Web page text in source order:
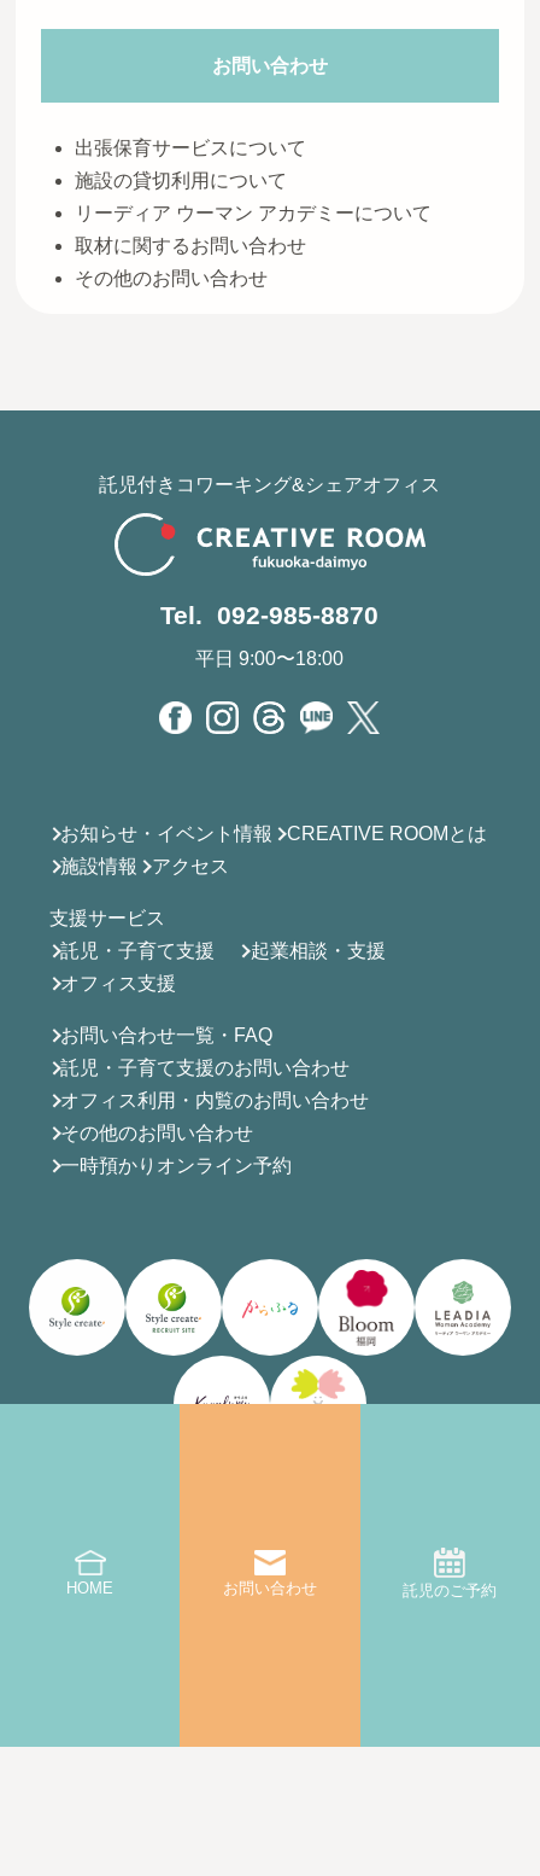
お問い合わせ
出張保育サービスについて
施設の貸切利用について
リーディア ウーマン アカデミーについて
取材に関するお問い合わせ
その他のお問い合わせ
HOME お問い合わせ 託児のご予約
託児付きコワーキング&シェアオフィス
Tel. 092-985-8870
平日 9:00〜18:00
お知らせ・イベント情報
CREATIVE ROOMとは
施設情報
アクセス
支援サービス
託児・子育て支援
起業相談・支援
オフィス支援
お問い合わせ一覧・FAQ
託児・子育て支援のお問い合わせ
オフィス利用・内覧のお問い合わせ
その他のお問い合わせ
一時預かりオンライン予約
プライバシーポリシー・キャンセルポリシー
利用規約
© 2022-2025 CREATIVE ROOM All Rights Reserved.